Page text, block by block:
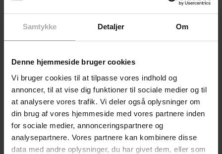
Samtykke Detaljer Om
Denne hjemmeside bruger cookies
Vi bruger cookies til at tilpasse vores indhold og
annoncer, til at vise dig funktioner til sociale medier og til
at analysere vores trafik. Vi deler også oplysninger om
din brug af vores hjemmeside med vores partnere inden
for sociale medier, annonceringspartnere og
analysepartnere. Vores partnere kan kombinere disse
data med andre oplysninger, du har givet dem, eller som
ATOPISK HUD
VANDFRI FEDTCREME